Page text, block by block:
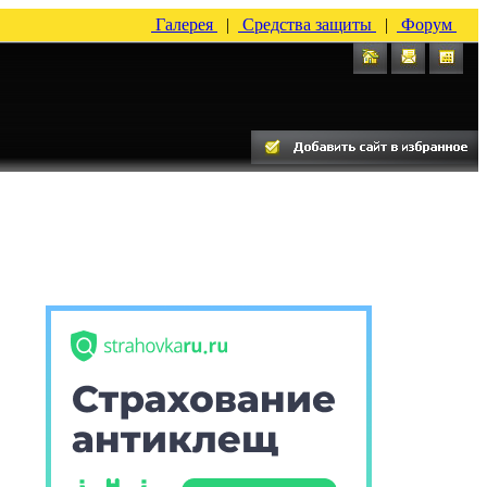
Галерея | Средства защиты | Форум